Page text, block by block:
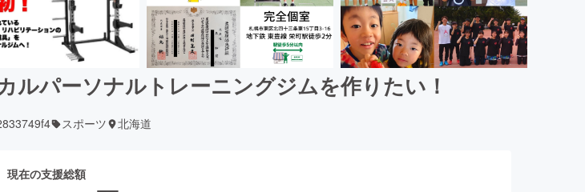
ルパーソナルトレーニングジムを作りたい！
スポーツ 北海道
現在の支援総額